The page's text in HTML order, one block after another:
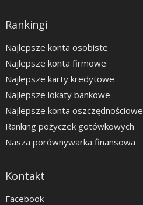
Rankingi
Najlepsze konta osobiste
Najlepsze konta firmowe
Najlepsze karty kredytowe
Najlepsze lokaty bankowe
Najlepsze konta oszczędnościowe
Ranking pożyczek gotówkowych
Nasza porównywarka finansowa
Kontakt
Facebook